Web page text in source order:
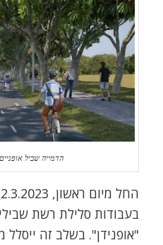
הדמייה שביל
בעבודות סלילת רשת
"אופנידן". בשלב זה